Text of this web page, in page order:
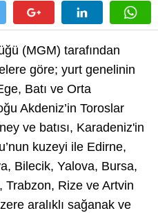
(MGM) tarafından
göre; yurt genelinin
Batı ve Orta
Akdeniz’in Toroslar
ve batısı, Karadeniz'in
kuzeyi ile Edirne,
Bilecik, Yalova, Bursa,
Trabzon, Rize ve Artvin
aralıklı sağanak ve